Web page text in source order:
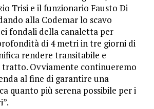
Trisi e il funzionario Fausto Di
alla Codemar lo scavo
fondali della canaletta per
di 4 metri in tre giorni di
rendere transitabile e
tratto. Ovviamente continueremo
al fine di garantire una
quanto più serena possibile per i